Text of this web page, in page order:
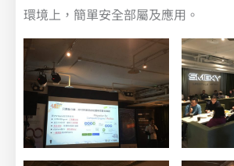
環境上，簡單安全部屬及應用。